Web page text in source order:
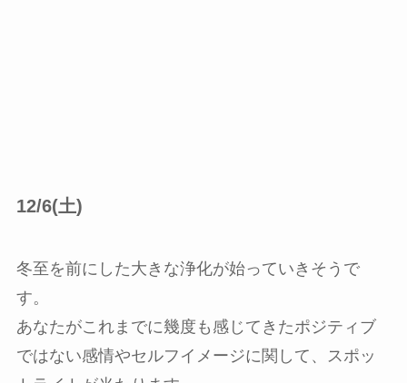
12/6(土)
冬至を前にした大きな浄化が始っていきそうで
す。
あなたがこれまでに幾度も感じてきたポジティブ
ではない感情やセルフイメージに関して、スポッ